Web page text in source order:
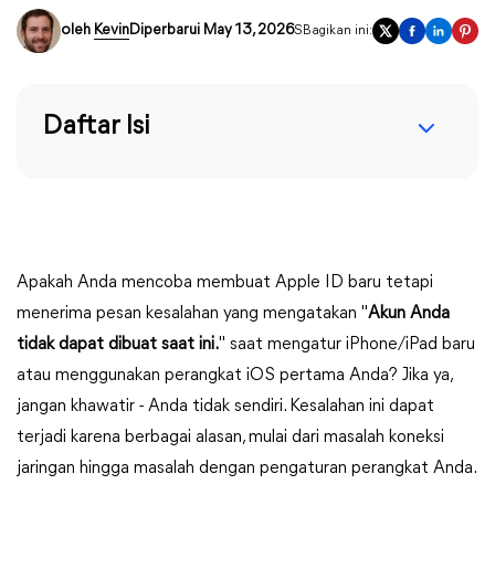
oleh KevinDiperbarui May 13, 2026SBagikan ini:
Daftar Isi
Apakah Anda mencoba membuat Apple ID baru tetapi
menerima pesan kesalahan yang mengatakan "Akun Anda
tidak dapat dibuat saat ini." saat mengatur iPhone/iPad baru
atau menggunakan perangkat iOS pertama Anda? Jika ya,
jangan khawatir - Anda tidak sendiri. Kesalahan ini dapat
terjadi karena berbagai alasan, mulai dari masalah koneksi
jaringan hingga masalah dengan pengaturan perangkat Anda.